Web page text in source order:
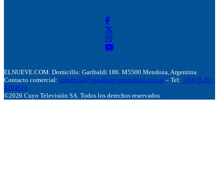
ELNUEVE.COM. Domicillo: Garibaldi 186. M5500 Mendoza, Argentina.
Contacto comercial: comercial@canalnuevemendoza.com.ar – Tel: +(54) 9 261
4204020
©2026 Cuyo Televisión SA. Todos los derechos reservados